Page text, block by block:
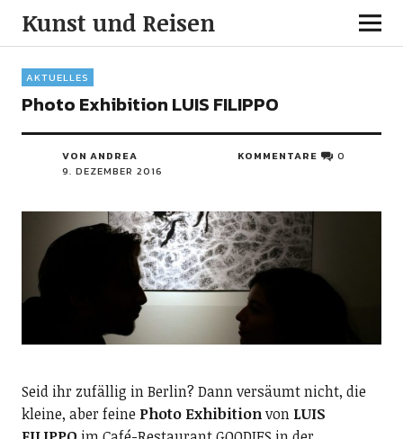
Kunst und Reisen
AKTUELLES
Photo Exhibition LUIS FILIPPO
VON ANDREA
9. DEZEMBER 2016
KOMMENTARE 0
Seid ihr zufällig in Berlin? Dann versäumt nicht, die
kleine, aber feine Photo Exhibitionvon LUIS